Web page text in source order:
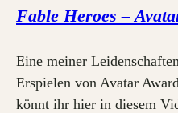
Fable Heroes –
Eine meiner
Erspielen von Avatar
könnt ihr hier in diesem